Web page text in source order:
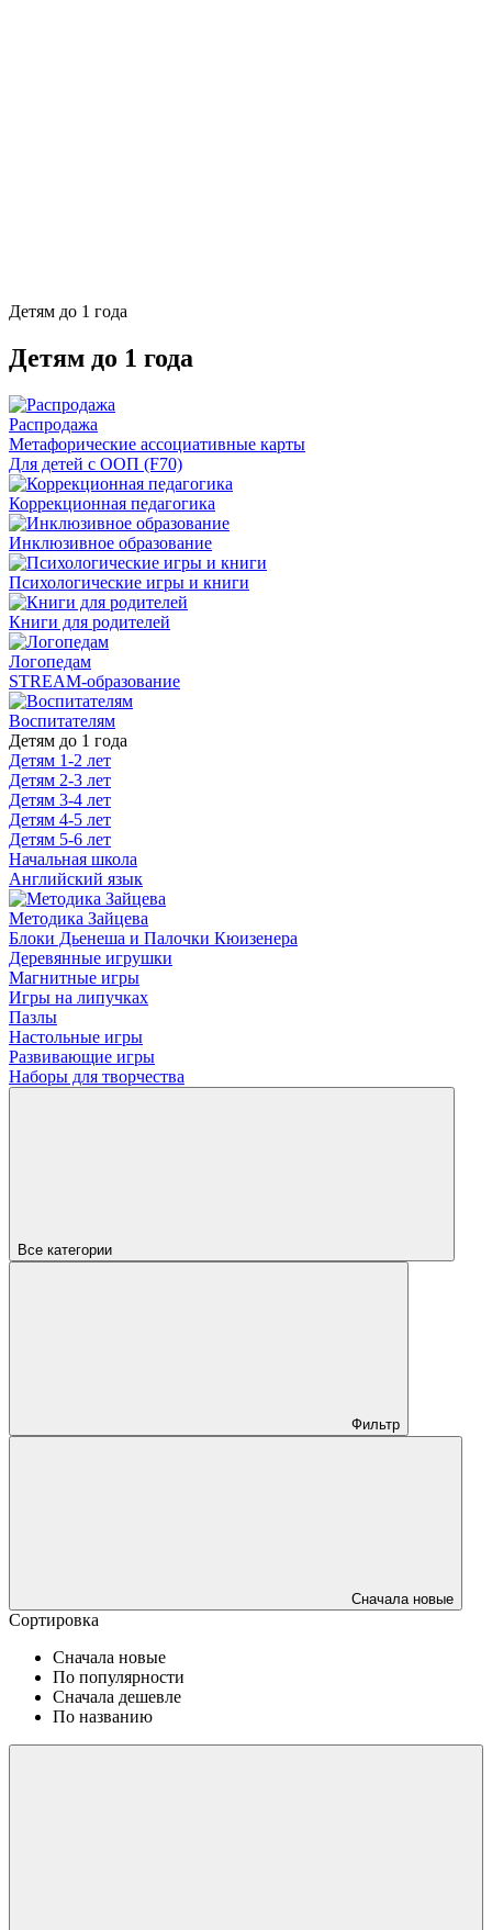
Детям до 1 года
Детям до 1 года
Распродажа
Метафорические ассоциативные карты
Для детей с ООП (F70)
Коррекционная педагогика
Инклюзивное образование
Психологические игры и книги
Книги для родителей
Логопедам
STREAM-образование
Воспитателям
Детям до 1 года
Детям 1-2 лет
Детям 2-3 лет
Детям 3-4 лет
Детям 4-5 лет
Детям 5-6 лет
Начальная школа
Английский язык
Методика Зайцева
Блоки Дьенеша и Палочки Кюизенера
Деревянные игрушки
Магнитные игры
Игры на липучках
Пазлы
Настольные игры
Развивающие игры
Наборы для творчества
Все категории
Фильтр
Сначала новые
Сортировка
Сначала новые
По популярности
Сначала дешевле
По названию